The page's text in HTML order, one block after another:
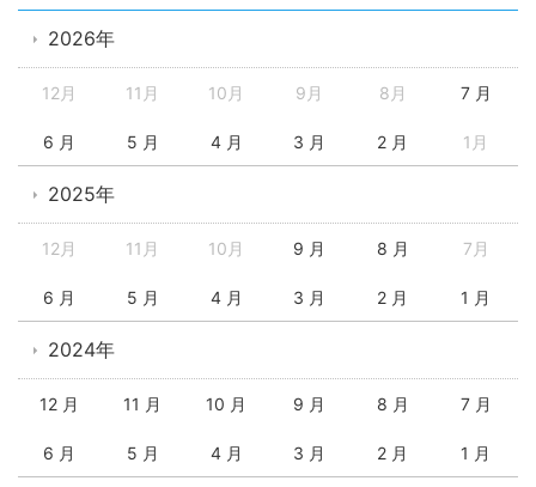
2026年
12月 11月 10月 9月 8月 7 月
6 月 5 月 4 月 3 月 2 月 1月
2025年
12月 11月 10月 9 月 8 月 7月
6 月 5 月 4 月 3 月 2 月 1 月
2024年
12 月 11 月 10 月 9 月 8 月 7 月
6 月 5 月 4 月 3 月 2 月 1 月